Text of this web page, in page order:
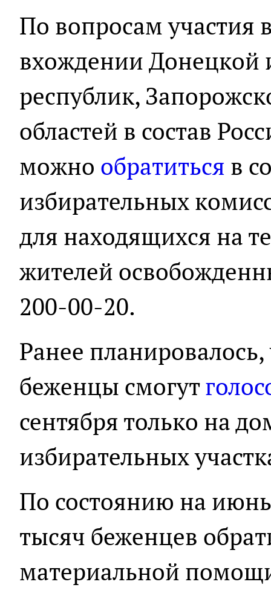
По вопросам участия
вхождении Донецкой
республик,
областей в состав
можно обратиться в
избирательных
для находящихся на
жителей
200-00-20.
Ранее
беженцы смогут
сентября только на
избирательных
По состоянию на
тысяч беженцев
материальной